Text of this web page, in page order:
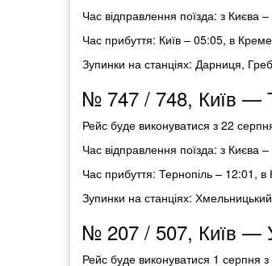
Час відправлення поїзда: з Києва
Час прибуття: Київ – 05:05, в
Зупинки на станціях: Дарниця,
№ 747 / 748, Київ —
Рейс буде виконуватися з 22
Час відправлення поїзда: з Києва
Час прибуття: Тернопіль – 12:01, в
Зупинки на станціях:
№ 207 / 507, Київ —
Рейс буде виконуватися 1 серпня